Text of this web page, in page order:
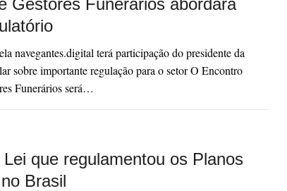
Gestores Funerários abordará
navegantes.digital terá participação do presidente da
sobre importante regulação para o setor O Encontro
Funerários será…
que regulamentou os Planos
Brasil